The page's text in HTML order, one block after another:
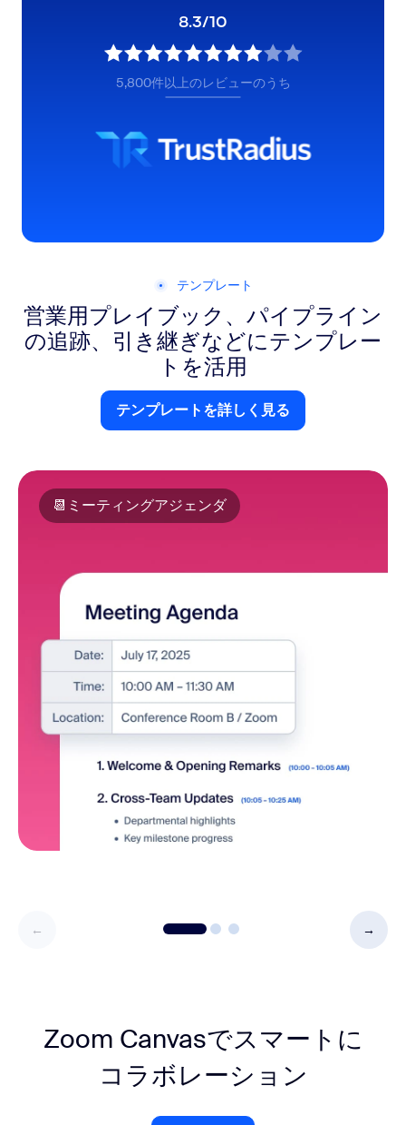
8.3/10
5,800件以上のレビューのうち
テンプレート
営業用プレイブック、パイプライン
の追跡、引き継ぎなどにテンプレー
トを活用
テンプレートを詳しく見る
テンプレートを詳しく見る
📆 ミーティングアジェンダミーティングアジェンダ
Zoom Canvasでスマートに
コラボレーション